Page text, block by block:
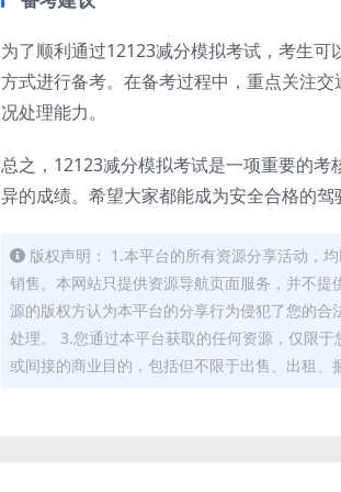
为了顺利通过12123减分模拟考试，考生
方式进行备考。在备考过程中，重点关注
况处理能力。
总之，12123减分模拟考试是一项重要的
异的成绩。希望大家都能成为安全合格的
版权声明： 1.本平台的所有资源分享活动，
销售。本网站只提供资源导航页面服务，并不
源的版权方认为本平台的分享行为侵犯了您的
处理。 3.您通过本平台获取的任何资源，仅限
或间接的商业目的，包括但不限于出售、出租、